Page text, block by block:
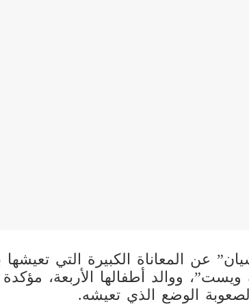
عن المعاناة الكبيرة التي
ويست”، ووالد أطفالها الأربعة،
الوضع الذي تعيشه.